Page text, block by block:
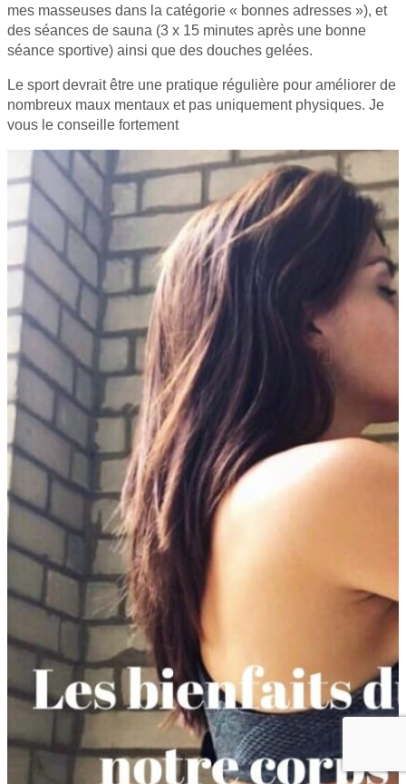
mes masseuses dans la catégorie « bonnes adresses »), et
des séances de sauna (3 x 15 minutes après une bonne
séance sportive) ainsi que des douches gelées.
Le sport devrait être une pratique régulière pour améliorer de
nombreux maux mentaux et pas uniquement physiques. Je
vous le conseille fortement